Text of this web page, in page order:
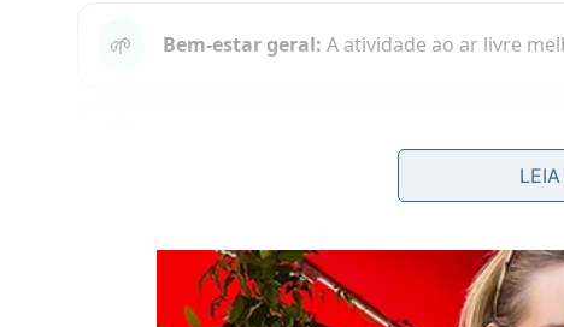
🌱 Bem-estar geral: A atividade ao ar livre
O esforço preserva as
A escolha adequada do calçado reduz
durante o trajeto escolhido. Praticar a